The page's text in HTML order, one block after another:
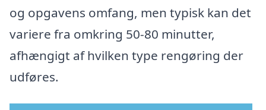
og opgavens omfang, men typisk kan det
variere fra omkring 50-80 minutter,
afhængigt af hvilken type rengøring der
udføres.